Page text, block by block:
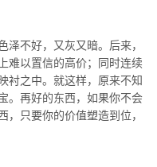
泽不好，又灰又暗。后来，
难以置信的高价；同时连续
衬之中。就这样，原来不知
。再好的东西，如果你不会
，只要你的价值塑造到位，